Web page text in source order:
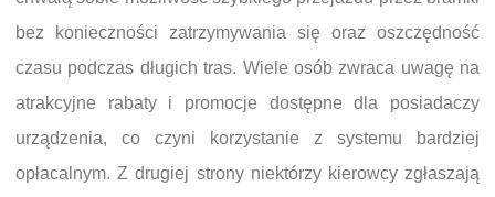
bez konieczności zatrzymywania się oraz oszczędność
czasu podczas długich tras. Wiele osób zwraca uwagę na
atrakcyjne rabaty i promocje dostępne dla posiadaczy
urządzenia, co czyni korzystanie z systemu bardziej
opłacalnym. Z drugiej strony niektórzy kierowcy zgłaszają